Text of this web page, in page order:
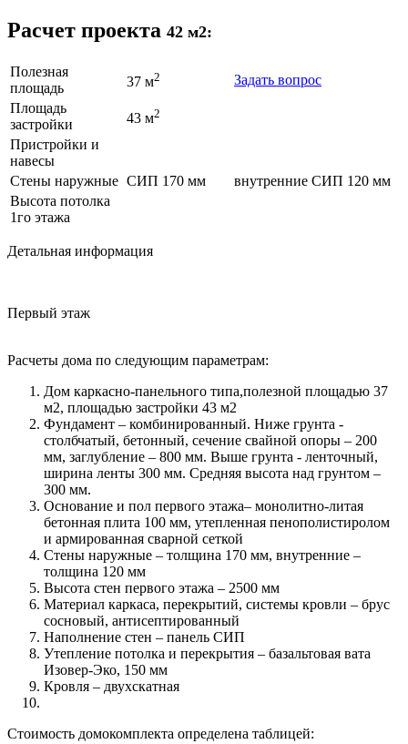
Расчет проекта 42 м2:
Полезная
площадь
37 м2
Задать вопрос
Площадь
застройки
43 м2
Пристройки и
навесы
Стены наружные СИП 170 мм внутренние СИП 120 мм
Высота потолка
1го этажа
Детальная информация
Первый этаж
Расчеты дома по следующим параметрам:
Дом каркасно-панельного типа,полезной площадью 37
м2, площадью застройки 43 м2
Фундамент – комбинированный. Ниже грунта -
столбчатый, бетонный, сечение свайной опоры – 200
мм, заглубление – 800 мм. Выше грунта - ленточный,
ширина ленты 300 мм. Средняя высота над грунтом –
300 мм.
Основание и пол первого этажа– монолитно-литая
бетонная плита 100 мм, утепленная пенополистиролом
и армированная сварной сеткой
Стены наружные – толщина 170 мм, внутренние –
толщина 120 мм
Высота стен первого этажа – 2500 мм
Материал каркаса, перекрытий, системы кровли – брус
сосновый, антисептированный
Наполнение стен – панель СИП
Утепление потолка и перекрытия – базальтовая вата
Изовер-Эко, 150 мм
Кровля – двухскатная
Стоимость домокомплекта определена таблицей: